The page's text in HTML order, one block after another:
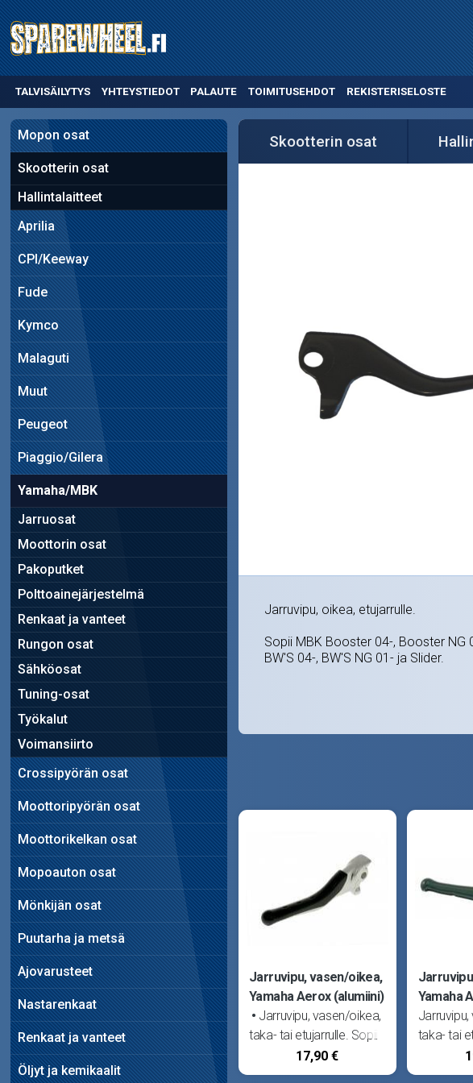
TALVISÄILYTYS YHTEYSTIEDOT PALAUTE TOIMITUSEHDOT REKISTERISELOSTE
Mopon osat
Skootterin osat
Hallintalaitteet
Aprilia
CPI/Keeway
Fude
Kymco
Malaguti
Muut
Peugeot
Piaggio/Gilera
Yamaha/MBK
Jarruosat
Moottorin osat
Pakoputket
Polttoainejärjestelmä
Renkaat ja vanteet
Rungon osat
Sähköosat
Tuning-osat
Työkalut
Voimansiirto
Crossipyörän osat
Moottoripyörän osat
Moottorikelkan osat
Mopoauton osat
Mönkijän osat
Puutarha ja metsä
Ajovarusteet
Nastarenkaat
Renkaat ja vanteet
Öljyt ja kemikaalit
Skootterin osat
Jarruvipu, oikea, etujarrulle.
Sopii MBK Booster 04-, Booster NG
BW'S 04-, BW'S NG 01- ja Slider.
Jarruvipu, vasen/oikea,
Yamaha Aerox (alumiini)
Jarruvipu, vasen/oikea,
taka- tai etujarrulle. Sopii
MBK Nitro sekä Yamaha
Aerox.
17,90 €
Yamaha
taka- tai
MBK
Aerox.